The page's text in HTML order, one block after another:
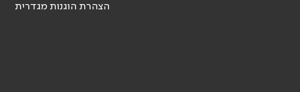
הצהרת הוגנות מגדרית